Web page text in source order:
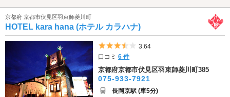
京都府 京都市伏見区羽束師菱川町
HOTEL kara hana (ホテル カラハナ)
5つ星のうち3.5
3.64
口コミ6 件
京都府京都市伏見区羽束師菱川町385
075-933-7921
長岡京駅 (車5分)